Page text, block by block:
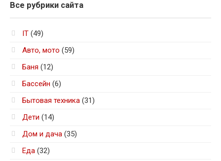
Все рубрики сайта
IT (49)
Авто, мото (59)
Баня (12)
Бассейн (6)
Бытовая техника (31)
Дети (14)
Дом и дача (35)
Еда (32)